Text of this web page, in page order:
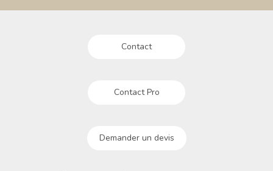
Contact
Contact Pro
Demander un devis